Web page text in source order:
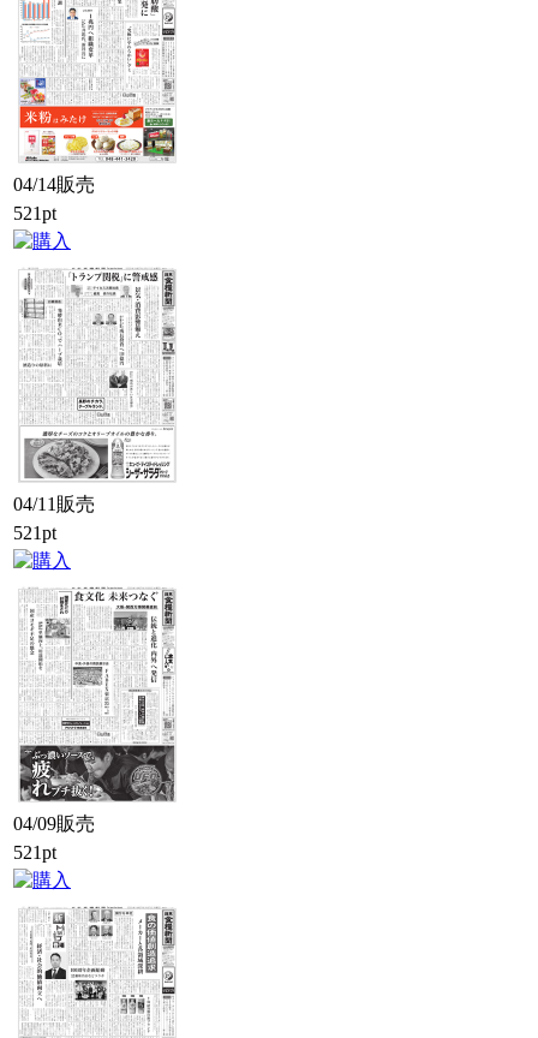
04/14販売
521pt
04/11販売
521pt
04/09販売
521pt